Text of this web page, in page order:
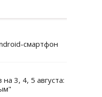
смартфон
3, 4, 5 августа: